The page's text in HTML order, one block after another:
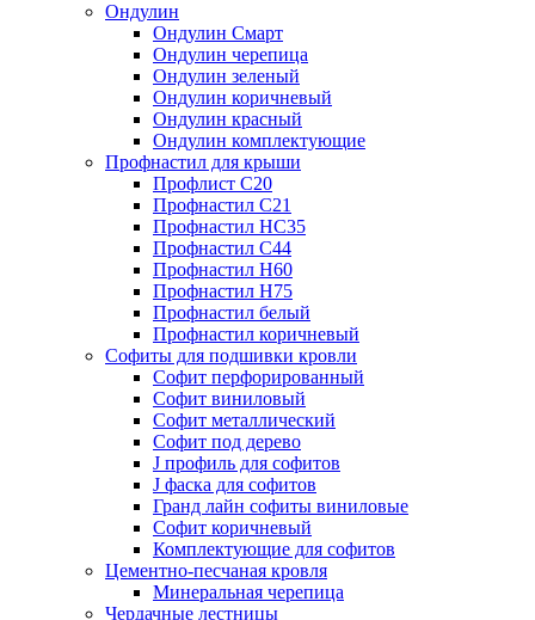
Ондулин
Ондулин Смарт
Ондулин черепица
Ондулин зеленый
Ондулин коричневый
Ондулин красный
Ондулин комплектующие
Профнастил для крыши
Профлист С20
Профнастил С21
Профнастил НС35
Профнастил С44
Профнастил Н60
Профнастил Н75
Профнастил белый
Профнастил коричневый
Софиты для подшивки кровли
Cофит перфорированный
Софит виниловый
Софит металлический
Софит под дерево
J профиль для софитов
J фаска для софитов
Гранд лайн софиты виниловые
Софит коричневый
Комплектующие для софитов
Цементно-песчаная кровля
Минеральная черепица
Чердачные лестницы